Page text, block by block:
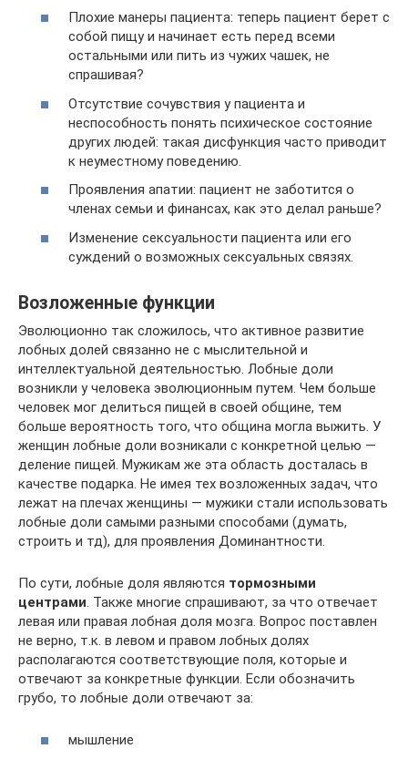
Плохие манеры пациента: теперь пациент берет с
собой пищу и начинает есть перед всеми
остальными или пить из чужих чашек, не
спрашивая?
Отсутствие сочувствия у пациента и
неспособность понять психическое состояние
других людей: такая дисфункция часто приводит
к неуместному поведению.
Проявления апатии: пациент не заботится о
членах семьи и финансах, как это делал раньше?
Изменение сексуальности пациента или его
суждений о возможных сексуальных связях.
Возложенные функции
Эволюционно так сложилось, что активное развитие
лобных долей связанно не с мыслительной и
интеллектуальной деятельностью. Лобные доли
возникли у человека эволюционным путем. Чем больше
человек мог делиться пищей в своей общине, тем
больше вероятность того, что община могла выжить. У
женщин лобные доли возникали с конкретной целью —
деление пищей. Мужикам же эта область досталась в
качестве подарка. Не имея тех возложенных задач, что
лежат на плечах женщины — мужики стали использовать
лобные доли самыми разными способами (думать,
строить и тд), для проявления Доминантности.
По сути, лобные доля являются тормозными
центрами . Также многие спрашивают, за что отвечает
левая или правая лобная доля мозга. Вопрос поставлен
не верно, т.к. в левом и правом лобных долях
располагаются соответствующие поля, которые и
отвечают за конкретные функции. Если обозначить
грубо, то лобные доли отвечают за:
мышление